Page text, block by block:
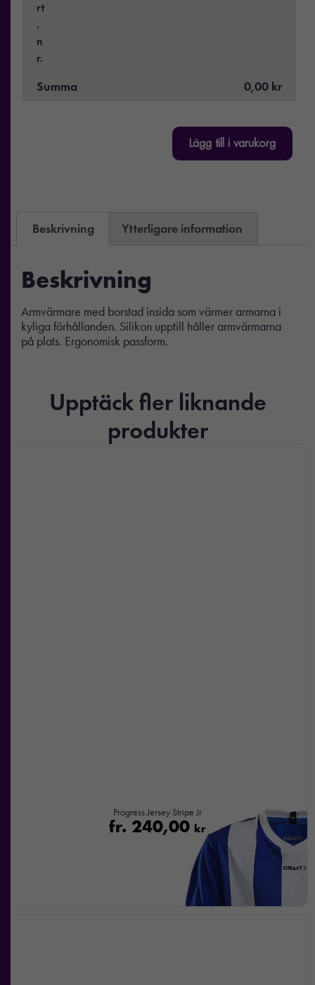
rt
.
n
r.
Summa 0,00 kr
Lägg till i varukorg
Beskrivning Ytterligare information
Beskrivning
Armvärmare med borstad insida som värmer armarna i
kyliga förhållanden. Silikon upptill håller armvärmarna
på plats. Ergonomisk passform.
Upptäck fler liknande
produkter
Progress Jersey Stripe Jr
fr. 240,00 kr